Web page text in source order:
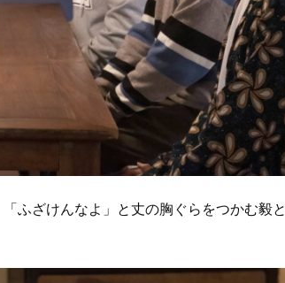
ふざけんなよ」と丈の胸ぐらをつかむ毅と